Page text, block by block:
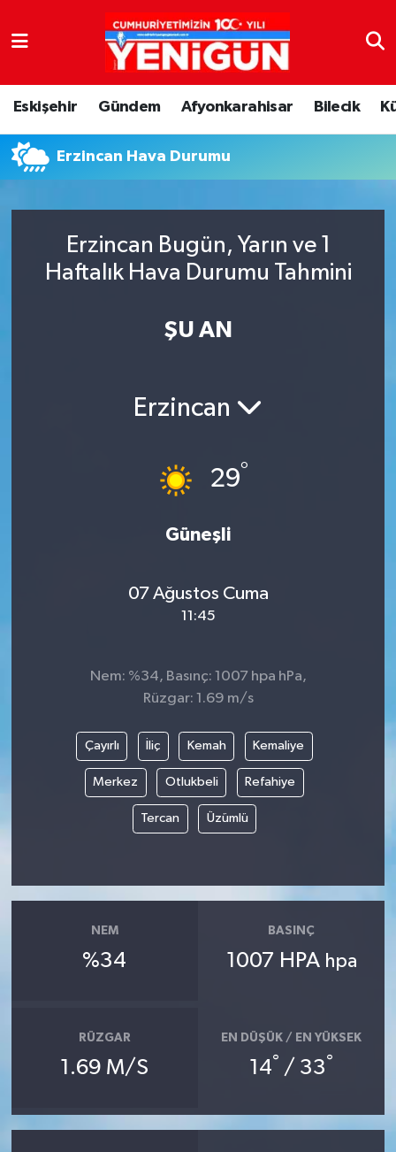
Eskişehir Gündem Afyonkarahisar Bilecik
Erzincan Hava Durumu
Erzincan Bugün, Yarın ve 1
Haftalık Hava Durumu Tahmini
ŞU AN
Erzincan
29°
Güneşli
07 Ağustos Cuma
11:45
Nem: %34, Basınç: 1007 hpa hPa,
Rüzgar: 1.69 m/s
Çayırlı İliç Kemah Kemaliye
Merkez Otlukbeli Refahiye
Tercan Üzümlü
NEM
%34
BASINÇ
1007 HPA hpa
RÜZGAR
1.69 M/S
EN DÜŞÜK / EN YÜKSEK
14° / 33°
Nöbetçi Eczaneler
Hava Durumu
Trafik Durumu
Tüm Manşetler